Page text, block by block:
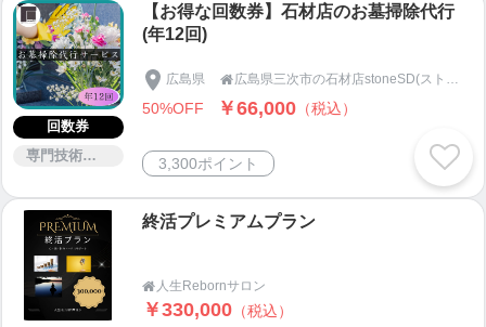
回数券
専門技術サービス
【お得な回数券】石材店のお墓掃除代行
(年12回)
広島県  広島県三次市の石材店stoneSD(ストーンエスディー)
50%OFF ￥66,000 （税込）
3,300ポイント
終活プレミアムプラン
 人生Rebornサロン
￥330,000 （税込）